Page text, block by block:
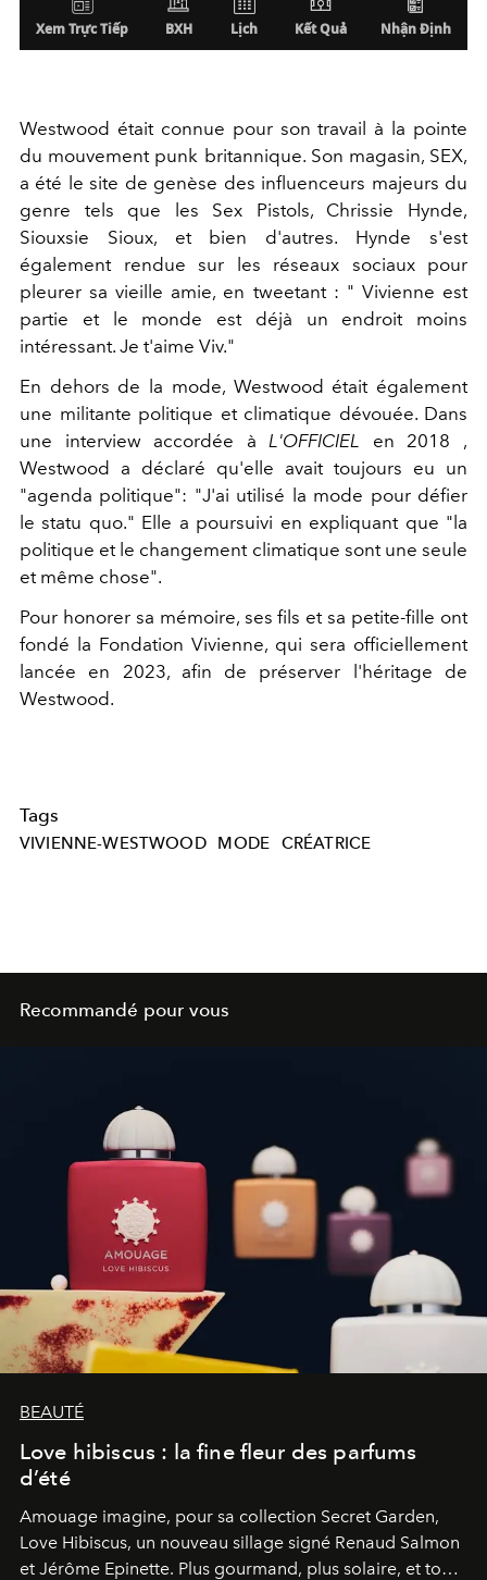
Westwood était connue pour son travail à la pointe
du mouvement punk britannique. Son magasin, SEX,
a été le site de genèse des influenceurs majeurs du
genre tels que les
Sex Pistols, Chrissie Hynde,
Siouxsie Sioux, et bien d'autres. Hynde s'est
également rendue sur les réseaux sociaux pour
pleurer sa vieille amie, en tweetant : " Vivienne est
partie et le monde est déjà un endroit moins
intéressant. Je t'aime Viv."
En dehors de la mode, Westwood était également
une militante politique et climatique dévouée. Dans
une
interview accordée à L'OFFICIEL en 2018
,
Westwood a déclaré qu'elle avait toujours eu un
"agenda politique": "J'ai utilisé la mode pour défier
le statu quo." Elle a poursuivi en expliquant que "la
politique et le changement climatique sont une seule
et même chose".
Pour honorer sa mémoire, ses fils et sa petite-fille ont
fondé la Fondation Vivienne, qui sera officiellement
lancée en 2023, afin de préserver l'héritage de
Westwood.
Tags
VIVIENNE-WESTWOOD MODE CRÉATRICE
Recommandé pour vous
BEAUTÉ
Love hibiscus : la fine fleur des parfums
d’été
Amouage imagine, pour sa collection Secret Garden,
Love Hibiscus, un nouveau sillage signé Renaud Salmon
et Jérôme Epinette. Plus gourmand, plus solaire, et tout